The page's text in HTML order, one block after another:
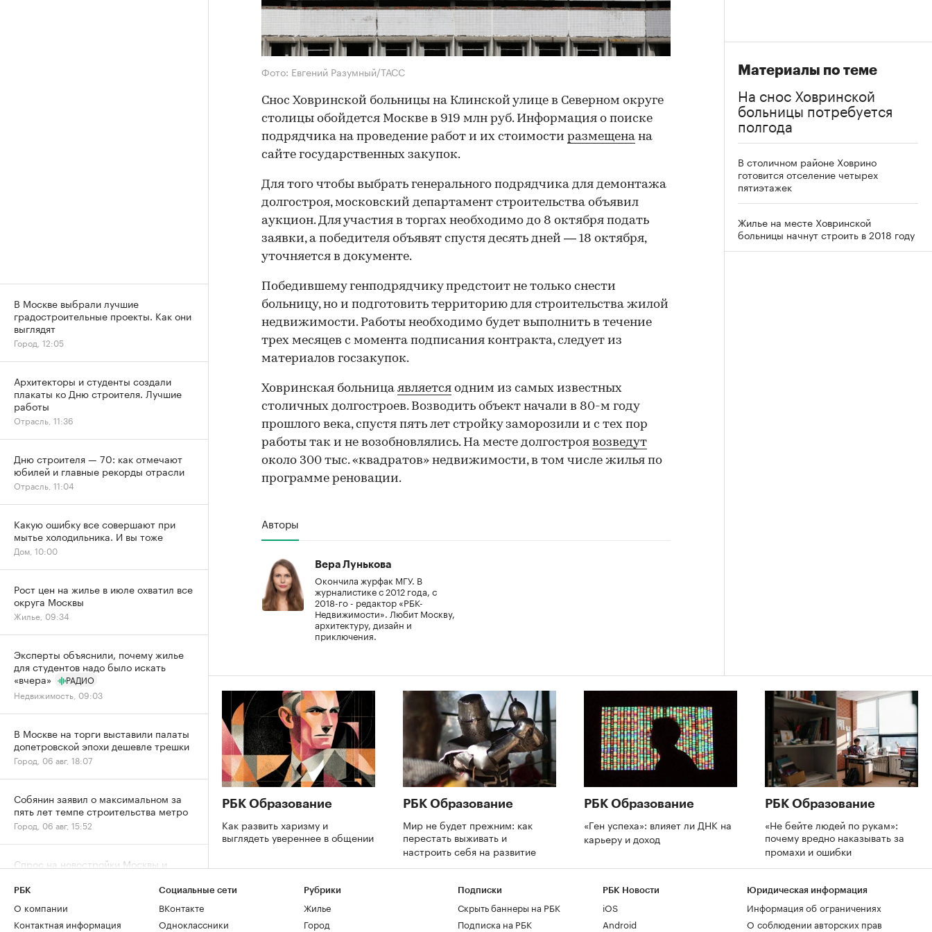
Фото: Евгений Разумный/ТАСС
Снос Ховринской больницы на Клинской улице в Северном округе
столицы обойдется Москве в 919 млн руб. Информация о поиске
подрядчика на проведение работ и их стоимости размещена на
сайте государственных закупок.
Для того чтобы выбрать генерального подрядчика для демонтажа
долгостроя, московский департамент строительства объявил
аукцион. Для участия в торгах необходимо до 8 октября подать
заявки, а победителя объявят спустя десять дней — 18 октября,
уточняется в документе.
Победившему генподрядчику предстоит не только снести
больницу, но и подготовить территорию для строительства жилой
недвижимости. Работы необходимо будет выполнить в течение
трех месяцев с момента подписания контракта, следует из
материалов госзакупок.
Ховринская больница является одним из самых известных
столичных долгостроев. Возводить объект начали в 80-м году
прошлого века, спустя пять лет стройку заморозили и с тех пор
работы так и не возобновлялись. На месте долгостроя возведут
около 300 тыс. «квадратов» недвижимости, в том числе жилья по
программе реновации.
Авторы
Вера Лунькова
Окончила журфак МГУ. В
журналистике с 2012 года, с
2018-го - редактор «РБК-
Недвижимости». Любит Москву,
архитектуру, дизайн и
приключения.
Материалы по теме
На снос Ховринской
больницы потребуется
полгода
В столичном районе Ховрино
готовится отселение четырех
пятиэтажек
Жилье на месте Ховринской
больницы начнут строить в 2018 году
РБК Образование
Как развить харизму и
выглядеть увереннее в общении
РБК Образование
Мир не будет прежним: как
перестать выживать и
настроить себя на развитие
РБК Образование
«Ген успеха»: влияет ли ДНК на
карьеру и доход
РБК Образование
«Не бейте людей по рукам»:
почему вредно наказывать за
промахи и ошибки
В Москве выбрали лучшие
градостроительные проекты. Как они
выглядят
Город, 12:05
Архитекторы и студенты создали
плакаты ко Дню строителя. Лучшие
работы
Отрасль, 11:36
Дню строителя — 70: как отмечают
юбилей и главные рекорды отрасли
Отрасль, 11:04
Какую ошибку все совершают при
мытье холодильника. И вы тоже
Дом, 10:00
Рост цен на жилье в июле охватил все
округа Москвы
Жилье, 09:34
Эксперты объяснили, почему жилье
для студентов надо было искать
«вчера»
РАДИО
Недвижимость, 09:03
В Москве на торги выставили палаты
допетровской эпохи дешевле трешки
Город, 06 авг, 18:07
Собянин заявил о максимальном за
пять лет темпе строительства метро
Город, 06 авг, 15:52
Спрос на новостройки Москвы и
20%
Жилье, 06 авг, 15:39
РБК
О компании
Контактная информация
Социальные сети
ВКонтакте
Одноклассники
Рубрики
Жилье
Город
Подписки
Скрыть баннеры на РБК
Подписка на РБК
РБК Новости
iOS
Android
Юридическая информация
Информация об ограничениях
О соблюдении авторских прав